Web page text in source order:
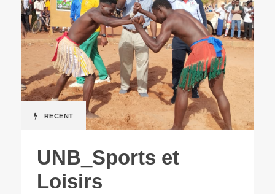
RECENT
UNB_Sports et
Loisirs